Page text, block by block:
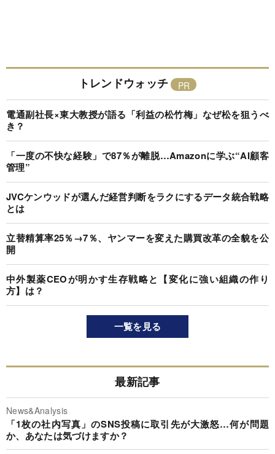
トレンドウォッチ
電通副社長×東大教授が語る「利益の松竹梅」なぜ松を狙うべ
き？
「一度の不快な経験」で87％が離脱…Amazonに学ぶ“AI顧客
管理”
JVCケンウッドが選んだ経営判断をラクにするデータ統合戦略
とは
立替精算率25％→7％、ヤンマーを変えた購買改革の全貌を公
開
中外製薬CEOが明かす生存戦略と【変化に強い組織の作り
方】は？
一覧を見る
最新記事
News&Analysis
「1枚の社内写真」のSNS投稿に取引先が大激怒…何が問題
か、あなたは気づけますか？